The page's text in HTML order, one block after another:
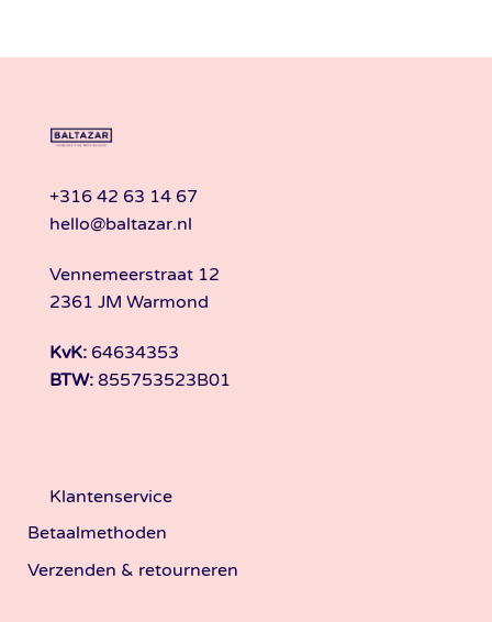
+316 42 63 14 67
hello@baltazar.nl
Vennemeerstraat 12
2361 JM Warmond
KvK: 64634353
BTW: 855753523B01
Klantenservice
Betaalmethoden
Verzenden & retourneren